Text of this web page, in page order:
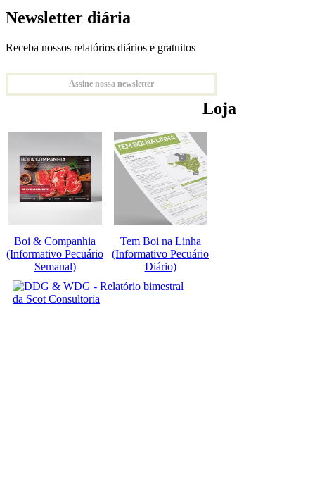
Newsletter diária
Receba nossos relatórios diários e gratuitos
Assine nossa newsletter
Loja
Boi & Companhia
(Informativo Pecuário
Semanal)
Tem Boi na Linha
(Informativo Pecuário
Diário)